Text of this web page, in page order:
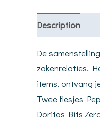
Description
De
zakenrelaties.
items, ontvang
Twee flesjes
Doritos Bits